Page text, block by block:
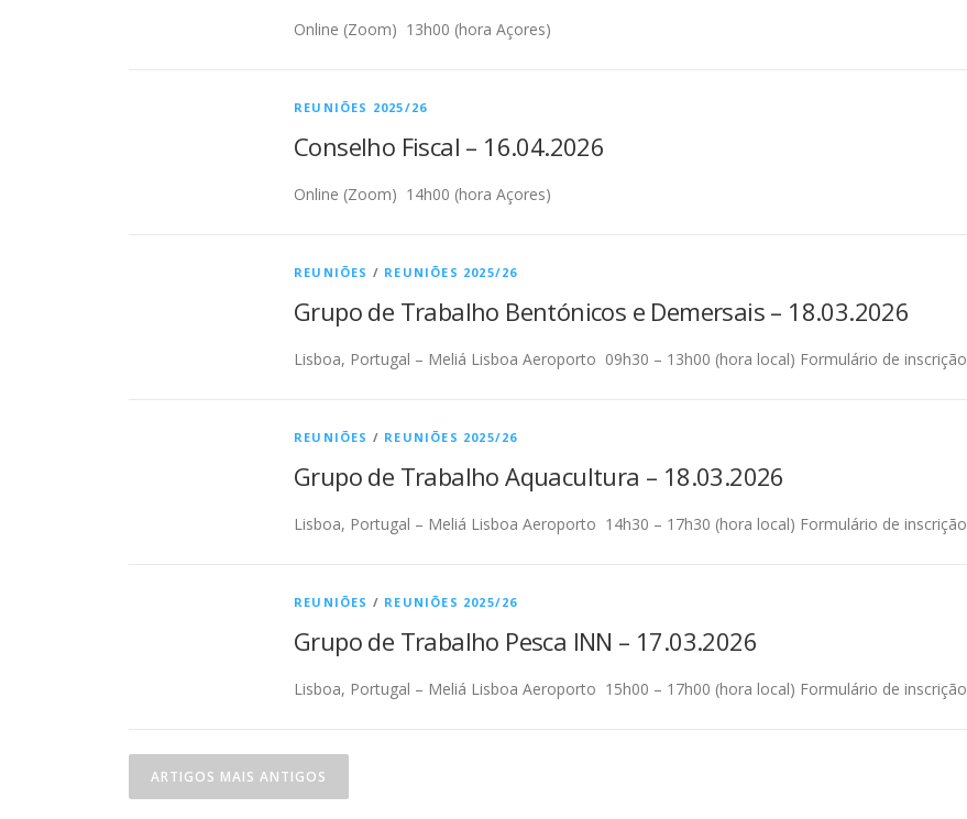
Online (Zoom) 13h00 (hora Açores)
REUNIÕES 2025/26
Conselho Fiscal – 16.04.2026
Online (Zoom) 14h00 (hora Açores)
REUNIÕES / REUNIÕES 2025/26
Grupo de Trabalho Bentónicos e Demersais – 18.03.2026
Lisboa, Portugal – Meliá Lisboa Aeroporto 09h30 – 13h00 (hora local) Formulário de inscrição
REUNIÕES / REUNIÕES 2025/26
Grupo de Trabalho Aquacultura – 18.03.2026
Lisboa, Portugal – Meliá Lisboa Aeroporto 14h30 – 17h30 (hora local) Formulário de inscrição
REUNIÕES / REUNIÕES 2025/26
Grupo de Trabalho Pesca INN – 17.03.2026
Lisboa, Portugal – Meliá Lisboa Aeroporto 15h00 – 17h00 (hora local) Formulário de inscrição
ARTIGOS MAIS ANTIGOS